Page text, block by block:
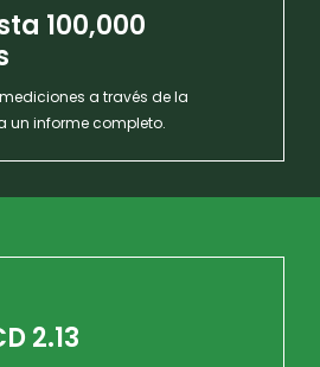
100,000
a través de la
un informe completo.
2.13